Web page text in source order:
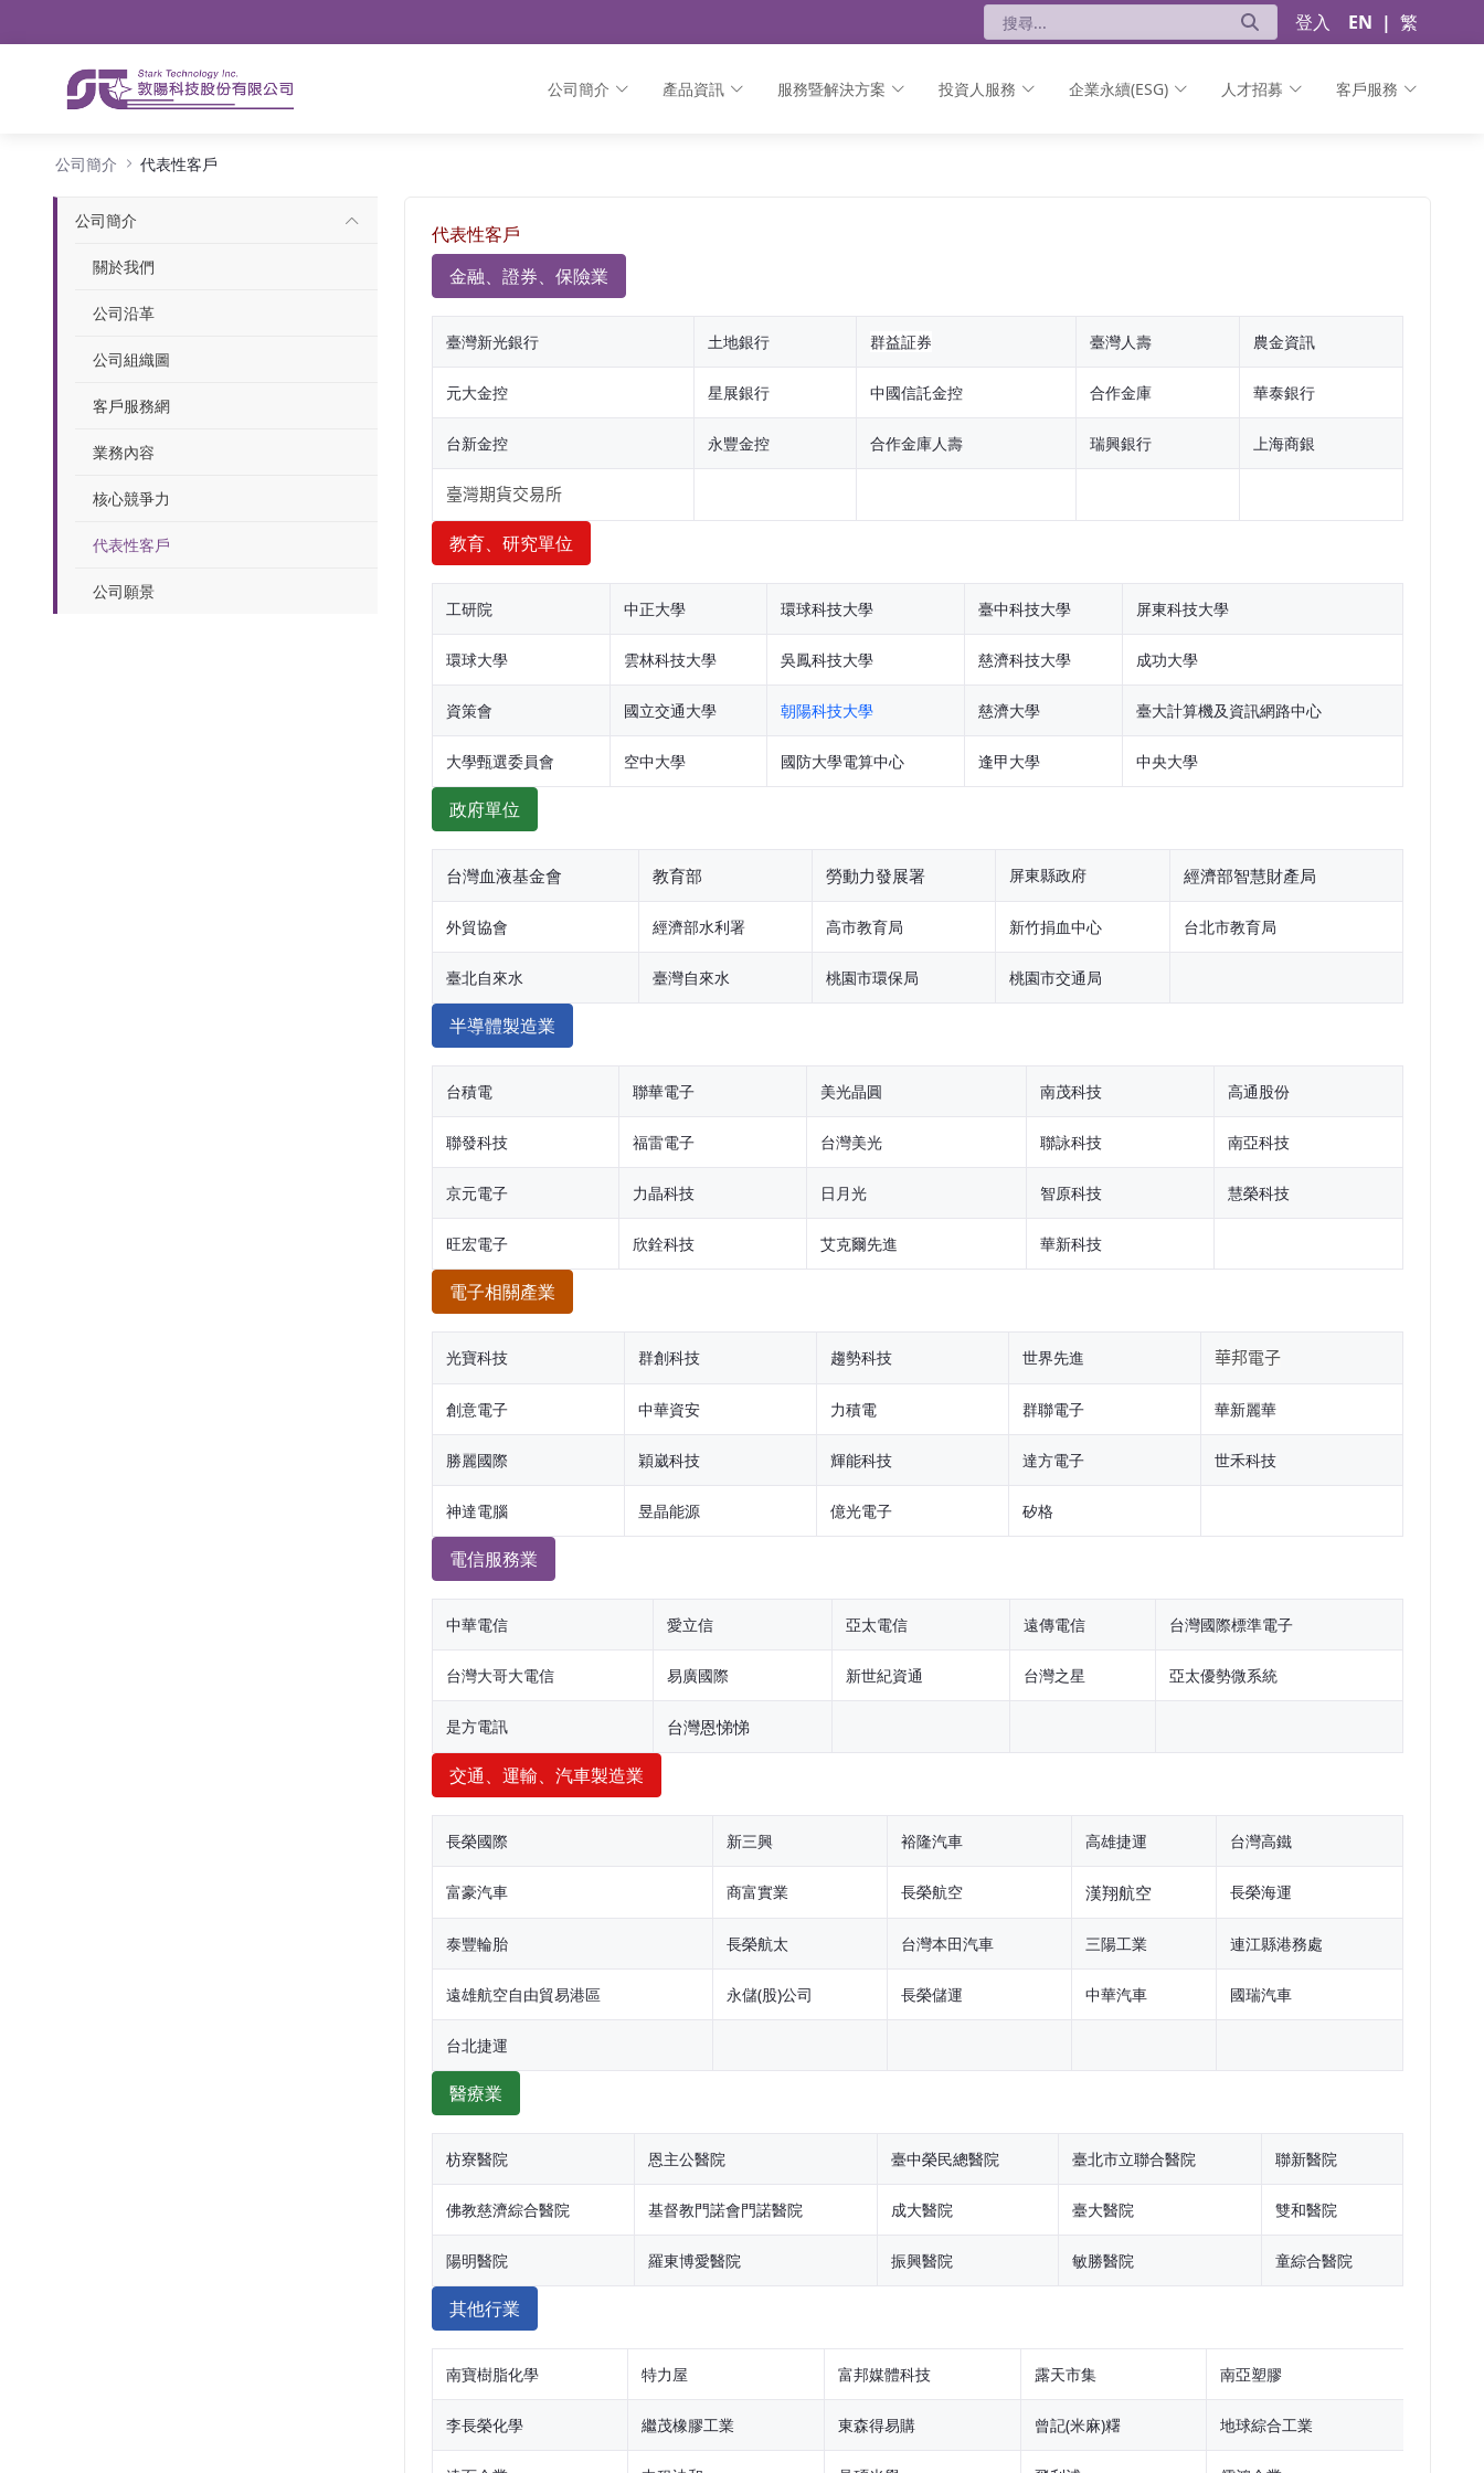
登入 EN | 繁
公司簡介 產品資訊 服務暨解決方案 投資人服務 企業永續(ESG) 人才招募 客戶服務
公司簡介 代表性客戶
公司簡介
關於我們
公司沿革
公司組織圖
客戶服務網
業務內容
核心競爭力
代表性客戶
公司願景
代表性客戶
金融、證券、保險業
臺灣新光銀行 土地銀行 群益証券 臺灣人壽 農金資訊
元大金控 星展銀行 中國信託金控 合作金庫 華泰銀行
台新金控 永豐金控 合作金庫人壽 瑞興銀行 上海商銀
臺灣期貨交易所
教育、研究單位
工研院 中正大學 環球科技大學 臺中科技大學 屏東科技大學
環球大學 雲林科技大學 吳鳳科技大學 慈濟科技大學 成功大學
資策會 國立交通大學 朝陽科技大學 慈濟大學 臺大計算機及資訊網路中心
大學甄選委員會 空中大學 國防大學電算中心 逢甲大學 中央大學
政府單位
台灣血液基金會 教育部 勞動力發展署 屏東縣政府 經濟部智慧財產局
外貿協會 經濟部水利署 高市教育局 新竹捐血中心 台北市教育局
臺北自來水 臺灣自來水 桃園市環保局 桃園市交通局
半導體製造業
台積電 聯華電子 美光晶圓 南茂科技 高通股份
聯發科技 福雷電子 台灣美光 聯詠科技 南亞科技
京元電子 力晶科技 日月光 智原科技 慧榮科技
旺宏電子 欣銓科技 艾克爾先進 華新科技
電子相關產業
光寶科技 群創科技 趨勢科技 世界先進 華邦電子
創意電子 中華資安 力積電 群聯電子 華新麗華
勝麗國際 穎崴科技 輝能科技 達方電子 世禾科技
神達電腦 昱晶能源 億光電子 矽格
電信服務業
中華電信 愛立信 亞太電信 遠傳電信 台灣國際標準電子
台灣大哥大電信 易廣國際 新世紀資通 台灣之星 亞太優勢微系統
是方電訊 台灣恩悌悌
交通、運輸、汽車製造業
長榮國際 新三興 裕隆汽車 高雄捷運 台灣高鐵
富豪汽車 商富實業 長榮航空 漢翔航空 長榮海運
泰豐輪胎 長榮航太 台灣本田汽車 三陽工業 連江縣港務處
遠雄航空自由貿易港區 永儲(股)公司 長榮儲運 中華汽車 國瑞汽車
台北捷運
醫療業
枋寮醫院 恩主公醫院 臺中榮民總醫院 臺北市立聯合醫院 聯新醫院
佛教慈濟綜合醫院 基督教門諾會門諾醫院 成大醫院 臺大醫院 雙和醫院
陽明醫院 羅東博愛醫院 振興醫院 敏勝醫院 童綜合醫院
其他行業
南寶樹脂化學 特力屋 富邦媒體科技 露天市集 南亞塑膠
李長榮化學 繼茂橡膠工業 東森得易購 曾記(米麻)糬 地球綜合工業